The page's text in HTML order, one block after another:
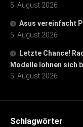
5. August 2026
Asus vereinfacht
5. August 2026
Letzte Chance!
Modelle lohnen sich
5. August 2026
Schlagwörter